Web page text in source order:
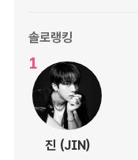
솔로랭킹
1
진 (JIN)